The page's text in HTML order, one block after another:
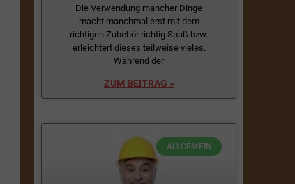
Die Verwendung mancher Dinge
macht manchmal erst mit dem
richtigen Zubehör richtig Spaß bzw.
erleichtert dieses teilweise vieles.
Während der
ZUM BEITRAG »
ALLGEMEIN